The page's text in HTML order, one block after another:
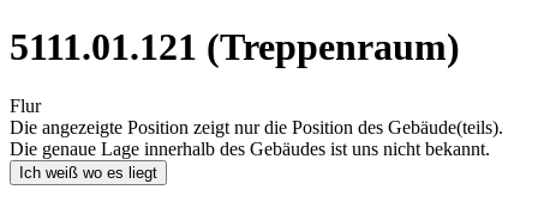
5111.01.121 (Treppenraum)
Flur
Die angezeigte Position zeigt nur die Position des Gebäude(teils).
Die genaue Lage innerhalb des Gebäudes ist uns nicht bekannt.
Ich weiß wo es liegt